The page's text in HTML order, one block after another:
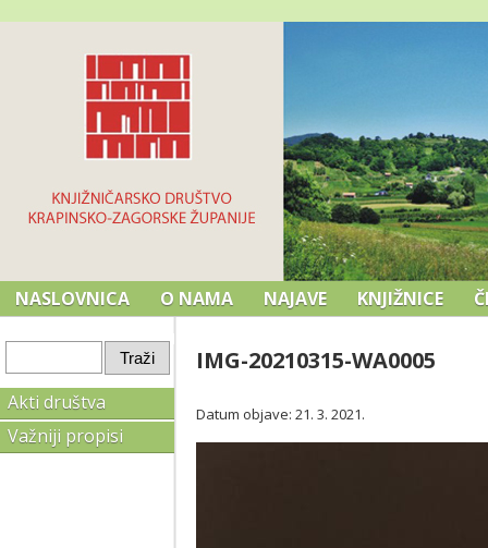
NASLOVNICA O NAMA NAJAVE KNJIŽNICE
Akti društva
Važniji propisi
IMG-20210315-WA0005
Datum objave: 21. 3. 2021.